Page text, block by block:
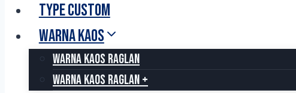
TYPE CUSTOM
WARNA KAOS
WARNA KAOS RAGLAN
WARNA KAOS RAGLAN +